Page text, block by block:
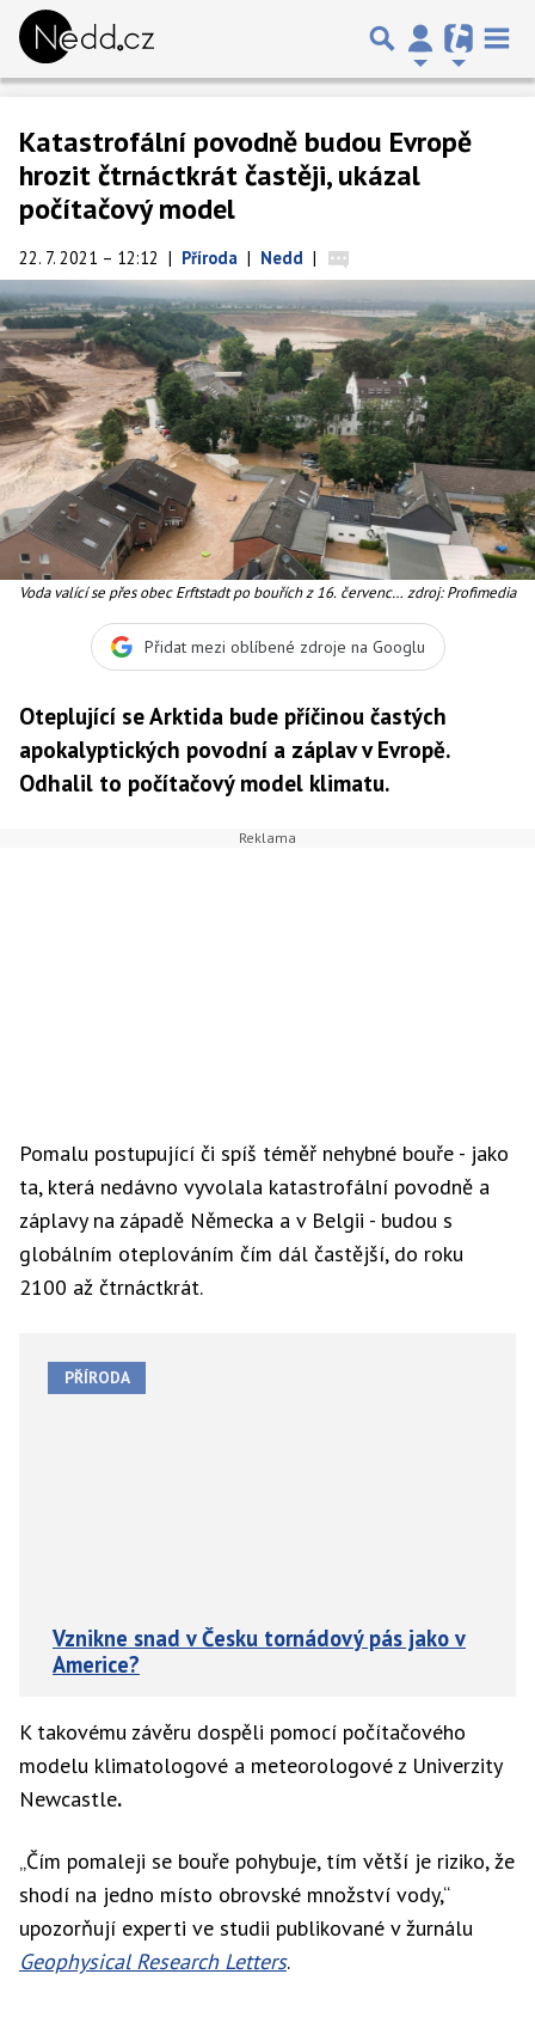
Katastrofální povodně budou Evropě
hrozit čtrnáctkrát častěji, ukázal
počítačový model
22. 7. 2021 – 12:12 | Příroda | Nedd |
Voda valící se přes obec Erftstadt po bouřích z 16. července zdroj: Profimedia
Přidat mezi oblíbené zdroje na Googlu
Oteplující se Arktida bude příčinou častých
apokalyptických povodní a záplav v Evropě.
Odhalil to počítačový model klimatu.
Pomalu postupující či spíš téměř nehybné bouře - jako
ta, která nedávno vyvolala katastrofální povodně a
záplavy na západě Německa a v Belgii - budou s
globálním oteplováním čím dál častější, do roku
2100 až čtrnáctkrát.
PŘÍRODA
Vznikne snad v Česku tornádový pás jako v
Americe?
K takovému závěru dospěli pomocí počítačového
modelu klimatologové a meteorologové z Univerzity
Newcastle.
„Čím pomaleji se bouře pohybuje, tím větší je riziko, že
shodí na jedno místo obrovské množství vody,“
upozorňují experti ve studii publikované v žurnálu
Geophysical Research Letters.